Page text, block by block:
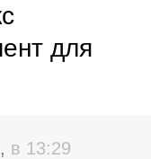
для
в 13:29